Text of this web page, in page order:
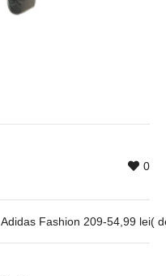
0
Adidas Fashion 209-54,99 lei(